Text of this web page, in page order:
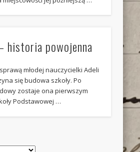
historia powojenna
młodej nauczycielki Adeli
się budowa szkoły. Po
zostaje ona pierwszym
Podstawowej …